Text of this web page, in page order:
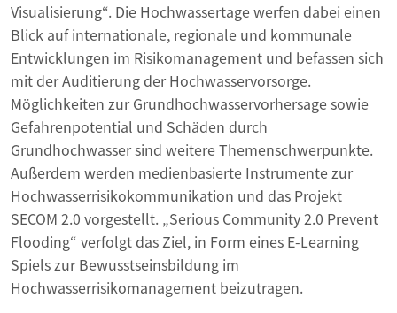
Visualisierung“. Die Hochwassertage werfen dabei einen
Blick auf internationale, regionale und kommunale
Entwicklungen im Risikomanagement und befassen sich
mit der Auditierung der Hochwasservorsorge.
Möglichkeiten zur Grundhochwasservorhersage sowie
Gefahrenpotential und Schäden durch
Grundhochwasser sind weitere Themenschwerpunkte.
Außerdem werden medienbasierte Instrumente zur
Hochwasserrisikokommunikation und das Projekt
SECOM 2.0 vorgestellt. „Serious Community 2.0 Prevent
Flooding“ verfolgt das Ziel, in Form eines E-Learning
Spiels zur Bewusstseinsbildung im
Hochwasserrisikomanagement beizutragen.